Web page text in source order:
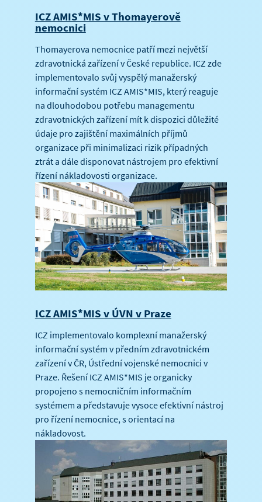
ICZ AMIS*MIS v Thomayerově
nemocnici
Thomayerova nemocnice patří mezi největší
zdravotnická zařízení v České republice. ICZ zde
implementovalo svůj vyspělý manažerský
informační systém ICZ AMIS*MIS, který reaguje
na dlouhodobou potřebu managementu
zdravotnických zařízení mít k dispozici důležité
údaje pro zajištění maximálních příjmů
organizace při minimalizaci rizik případných
ztrát a dále disponovat nástrojem pro efektivní
řízení nákladovosti organizace.
ICZ AMIS*MIS v ÚVN v Praze
ICZ implementovalo komplexní manažerský
informační systém v předním zdravotnickém
zařízení v ČR, Ústřední vojenské nemocnici v
Praze. Řešení ICZ AMIS*MIS je organicky
propojeno s nemocničním informačním
systémem a představuje vysoce efektivní nástroj
pro řízení nemocnice, s orientací na
nákladovost.